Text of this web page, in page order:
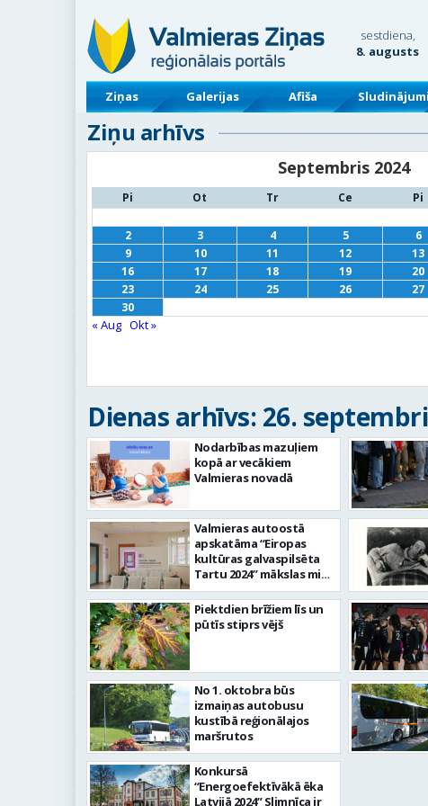
sestdiena,
8. augusts
Ziņas Galerijas Afiša Sludinājumi
Ziņu arhīvs
Septembris 2024
Pi Ot Tr Ce Pi
2
3 4 5 6
9
10 11 12 13
16
17 18 19 20
23
24 25 26 27
30
« Aug Okt »
Dienas arhīvs: 26.
Nodarbības mazuļiem
kopā ar vecākiem
Valmieras novadā
Valmieras autoostā
apskatāma “Eiropas
kultūras galvaspilsēta
Tartu 2024” mākslas mini
galerija
Piektdien brīžiem līs un
pūtīs stiprs vējš
No 1. oktobra būs
izmaiņas autobusu
kustībā reģionālajos
maršrutos
Konkursā
“Energoefektīvākā ēka
Latvijā 2024” Slimnīca ir